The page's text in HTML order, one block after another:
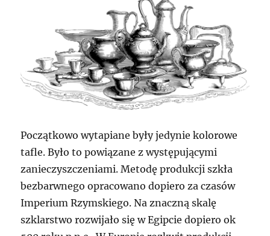
Początkowo wytapiane były jedynie kolorowe
tafle. Było to powiązane z występującymi
zanieczyszczeniami. Metodę produkcji szkła
bezbarwnego opracowano dopiero za czasów
Imperium Rzymskiego. Na znaczną skalę
szklarstwo rozwijało się w Egipcie dopiero ok